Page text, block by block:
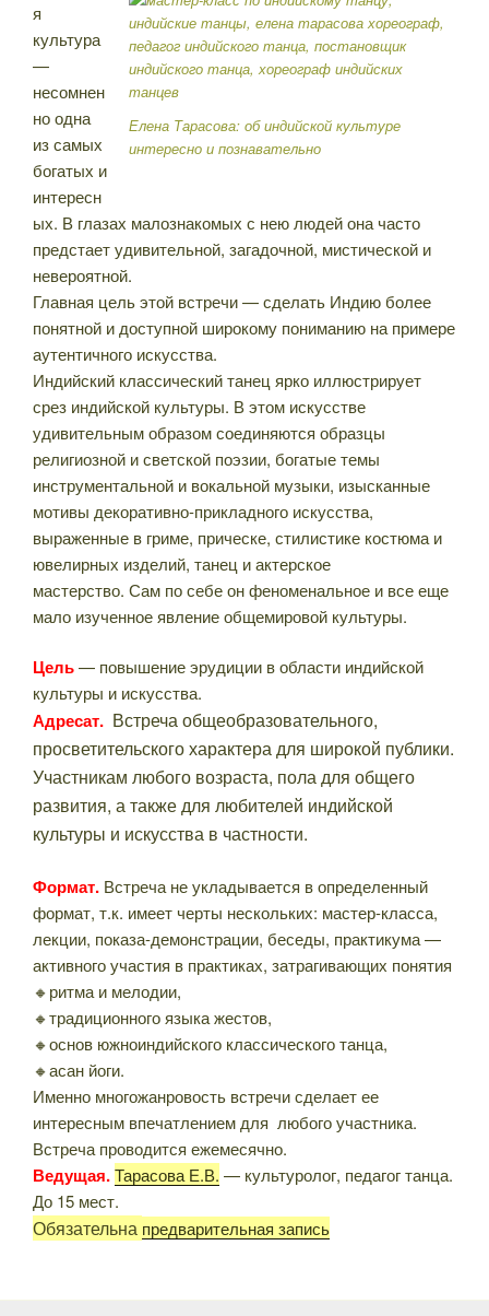
Елена Тарасова: об индийской культуре
интересно и познавательно
я
культура
—
несомнен
но одна
из самых
богатых и
интересн
ых. В глазах малознакомых с нею людей она часто
предстает удивительной, загадочной, мистической и
невероятной.
Главная цель этой встречи — сделать Индию более
понятной и доступной широкому пониманию на примере
аутентичного искусства.
Индийский классический танец ярко иллюстрирует
срез индийской культуры. В этом искусстве
удивительным образом соединяются образцы
религиозной и светской поэзии, богатые темы
инструментальной и вокальной музыки, изысканные
мотивы декоративно-прикладного искусства,
выраженные в гриме, прическе, стилистике костюма и
ювелирных изделий, танец и актерское
мастерство. Сам по себе он феноменальное и все еще
мало изученное явление общемировой культуры.
Цель— повышение эрудиции в области индийской
культуры и искусства.
Адресат. Встреча общеобразовательного,
просветительского характера для широкой публики.
Участникам любого возраста, пола для общего
развития, а также для любителей индийской
культуры и искусства в частности.
Формат. Встреча не укладывается в определенный
формат, т.к. имеет черты нескольких: мастер-класса,
лекции, показа-демонстрации, беседы, практикума —
активного участия в практиках, затрагивающих понятия
🔸ритма и мелодии,
🔸традиционного языка жестов,
🔸основ южноиндийского классического танца,
🔸асан йоги.
Именно многожанровость встречи сделает ее
интересным впечатлением для любого участника.
Встреча проводится ежемесячно.
Ведущая.Тарасова Е.В. — культуролог, педагог танца.
До 15 мест.
Обязательна предварительная запись